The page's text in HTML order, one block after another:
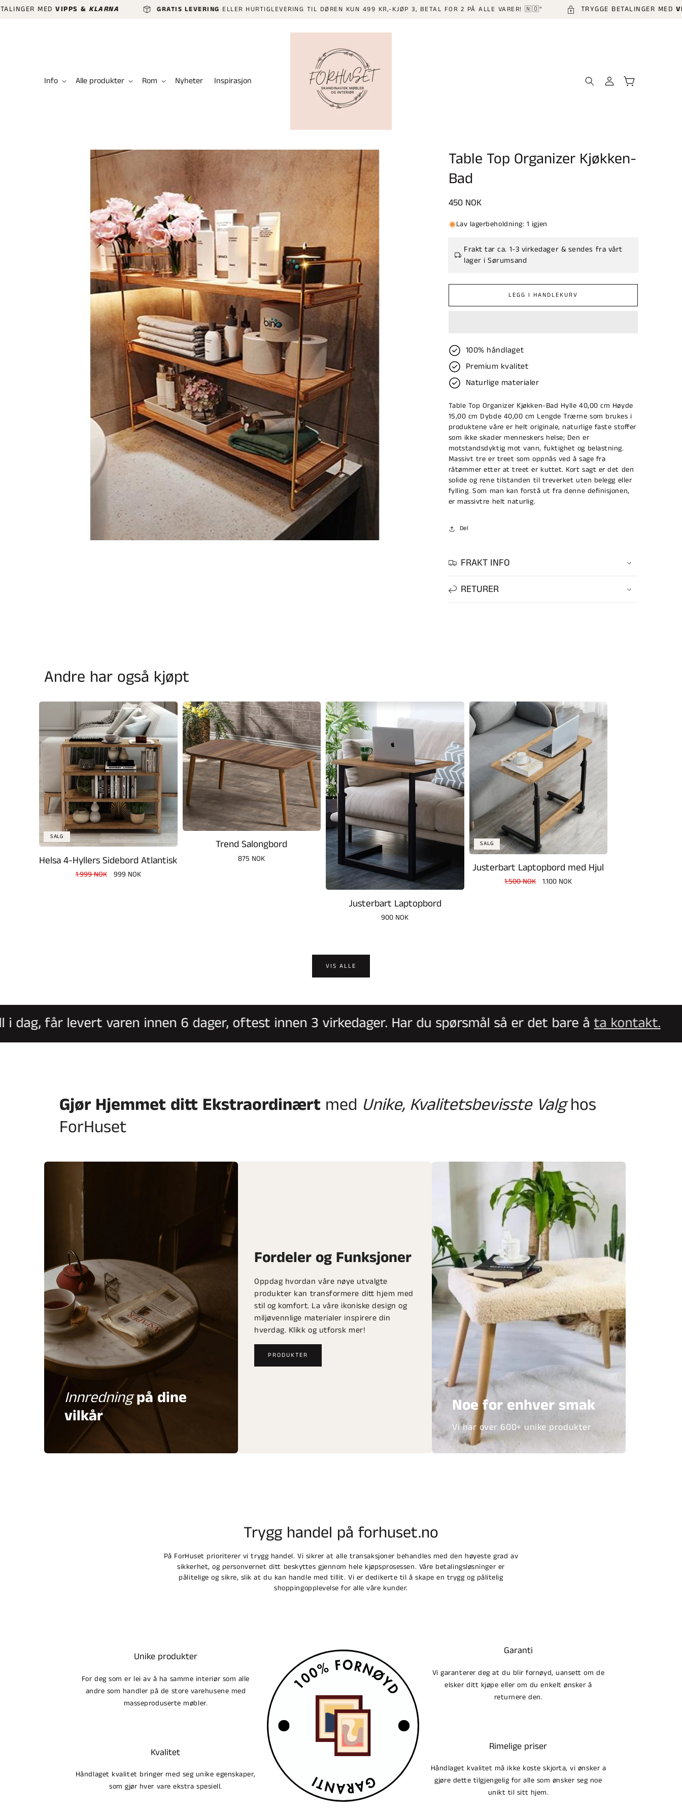
TIL
MEDVIPPS &KLARNA GRATIS LEVERINGELLER HURTIGLEVERING TIL DØREN KUN 499 KR,-KJØP 3, BETAL FOR 2 PÅ ALLE VARER! 🇳🇴" TRYGGE BETALINGER MEDVIPPS &
Info Alle produkter Rom Nyheter Inspirasjon
Logg
inn
Handlekurv
Table Top Organizer Kjøkken-
Bad
Vanlig
450 NOK
Lav lagerbeholdning: 1 igjen
Frakt tar ca. 1-3 virkedager & sendes fra vårt
lager i Sørumsand
LEGG I HANDLEKURV
100% håndlaget
Premium kvalitet
Naturlige materialer
Table Top Organizer Kjøkken-Bad Hylle 40,00 cm Høyde
15,00 cm Dybde 40,00 cm Lengde Trærne som brukes i
produktene våre er helt originale, naturlige faste stoffer
som ikke skader menneskers helse; Den er
motstandsdyktig mot vann, fuktighet og belastning.
Massivt tre er treet som oppnås ved å sage fra
råtømmer etter at treet er kuttet. Kort sagt er det den
solide og rene tilstanden til treverket uten belegg eller
fylling. Som man kan forstå ut fra denne definisjonen,
er massivtre helt naturlig.
Del
FRAKT INFO
RETURER
Andre har også kjøpt
SALG
Helsa 4-Hyllers Sidebord Atlantisk
Vanlig
1.999 NOK Salgspris
999 NOK
Trend Salongbord
Vanlig
875 NOK
Justerbart Laptopbord
Vanlig
900 NOK
SALG
Justerbart Laptopbord med Hjul
Vanlig
1.500 NOK Salgspris
1.100 NOK
VIS ALLE
får levert varen innen 6 dager, oftest innen 3 virkedager. Har du spørsmål så er det bare åta kontakt.
Gjør Hjemmet ditt Ekstraordinært med Unike, Kvalitetsbevisste Valghos
ForHuset
Innredningpå dine
vilkår
Fordeler og Funksjoner
Oppdag hvordan våre nøye utvalgte
produkter kan transformere ditt hjem med
stil og komfort. La våre ikoniske design og
miljøvennlige materialer inspirere din
hverdag. Klikk og utforsk mer!
PRODUKTER
Noe for enhver smak
Vi har over 600+ unike produkter
Trygg handel på forhuset.no
På ForHuset prioriterer vi trygg handel. Vi sikrer at alle transaksjoner behandles med den høyeste grad av
sikkerhet, og personvernet ditt beskyttes gjennom hele kjøpsprosessen. Våre betalingsløsninger er
pålitelige og sikre, slik at du kan handle med tillit. Vi er dedikerte til å skape en trygg og pålitelig
shoppingopplevelse for alle våre kunder.
Unike produkter
For deg som er lei av å ha samme interiør som alle
andre som handler på de store varehusene med
masseproduserte møbler.
Kvalitet
Håndlaget kvalitet bringer med seg unike egenskaper,
som gjør hver vare ekstra spesiell.
Garanti
Vi garanterer deg at du blir fornøyd, uansett om de
elsker ditt kjøpe eller om du enkelt ønsker å
returnere den.
Rimelige priser
Håndlaget kvalitet må ikke koste skjorta, vi ønsker a
gjøre dette tilgjengelig for alle som ønsker seg noe
unikt til sitt hjem.